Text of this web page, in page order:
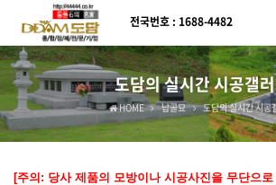
전국번호 : 1688-4482
도담의 실시간 시공갤
HOME 납골묘 도담의 실시간 시공
[주의: 당사 제품의 모방이나 시공사진을 무단으